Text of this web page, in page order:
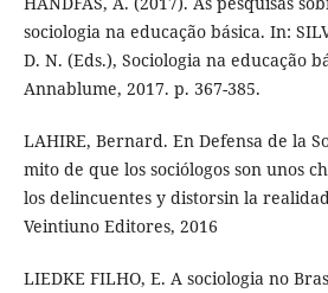
sociologia na educação básica. In:
D. N. (Eds.), Sociologia na educação
Annablume, 2017. p. 367-385.
LAHIRE, Bernard. En Defensa de la
mito de que los sociólogos son unos
los delincuentes y distorsin la
Veintiuno Editores, 2016
LIEDKE FILHO, E. A sociologia no